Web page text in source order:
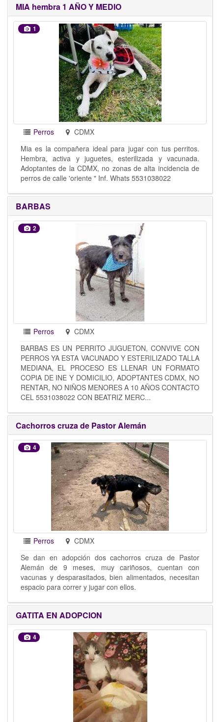
MIA hembra 1 AÑO Y MEDIO
1
Perros
CDMX
Mia es la compañera ideal para jugar con tus perritos.
Hembra, activa y juguetes, esterilizada y vacunada.
Adoptantes de la CDMX, no zonas de alta incidencia de
perros de calle 'oriente " Inf. Whats 5531038022
BARBAS
2
Perros
CDMX
BARBAS ES UN PERRITO JUGUETON, CONVIVE CON
PERROS YA ESTA VACUNADO Y ESTERILIZADO TALLA
MEDIANA, EL PROCESO ES LLENAR UN FORMATO
COPIA DE INE Y DOMICILIO, ADOPTANTES CDMX, NO
RENTAR, NO NIÑOS MENORES A 10 AÑOS CONTACTO
CEL 5531038022 CON BEATRIZ MERC...
Cachorros cruza de Pastor Alemán
4
Perros
CDMX
Se dan en adopción dos cachorros cruza de Pastor
Alemán de 9 meses, muy cariñosos, cuentan con
vacunas y desparasitados, bien alimentados, necesitan
espacio para correr y jugar con ellos.
GATITA EN ADOPCION
4